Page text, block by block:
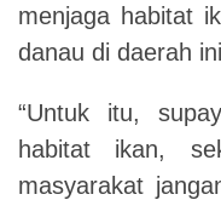
menjaga habitat
danau di daerah
“Untuk itu,
habitat ikan,
masyarakat